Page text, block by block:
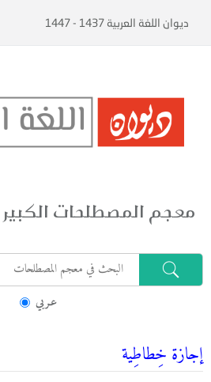
ديوان اللغة العربية 1437 - 1447
معجم المصطلحات الكبير
عـربي
إجازة خِطاطِية